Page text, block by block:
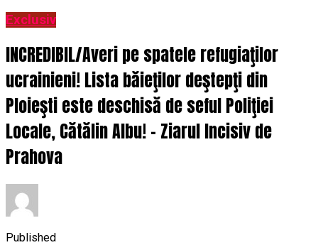
Exclusiv
INCREDIBIL/Averi pe spatele refugiaţilor
ucrainieni! Lista băieţilor deştepţi din
Ploieşti este deschisă de seful Poliţiei
Locale, Cătălin Albu! – Ziarul Incisiv de
Prahova
Published